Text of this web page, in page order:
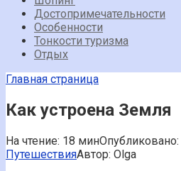
Достопримечательности
Особенности
Тонкости туризма
Отдых
Главная страница
Как устроена Земля
На чтение: 18 минОпубликовано:
ПутешествияАвтор: Olga